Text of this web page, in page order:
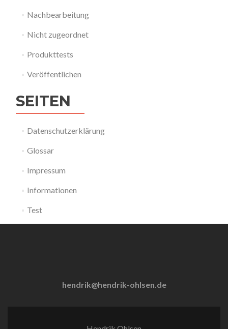
Nachbearbeitung
Nicht zugeordnet
Produkttests
Veröffentlichen
SEITEN
Datenschutzerklärung
Glossar
Impressum
Informationen
Test
hendrik@hendrik-ohlsen.de